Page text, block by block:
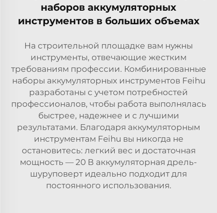
наборов аккумуляторных
инструментов в больших объемах
На строительной площадке вам нужны
инструменты, отвечающие жестким
требованиям профессии. Комбинированные
наборы аккумуляторных инструментов Feihu
разработаны с учетом потребностей
профессионалов, чтобы работа выполнялась
быстрее, надежнее и с лучшими
результатами. Благодаря аккумуляторным
инструментам Feihu вы никогда не
остановитесь: легкий вес и достаточная
мощность — 20 В аккумуляторная дрель-
шуруповерт идеально подходит для
постоянного использования.